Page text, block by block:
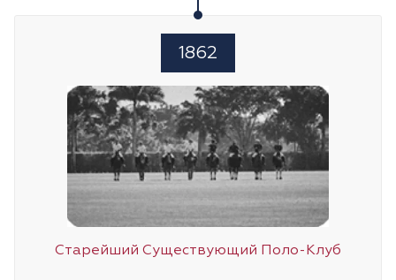
1862
Старейший Существующий Поло-Клуб